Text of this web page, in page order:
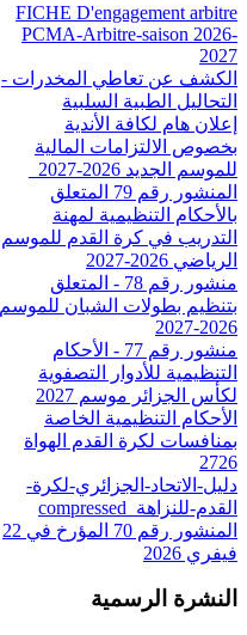
FICHE D'engagement arbitre
PCMA-Arbitre-saison 2026-
2027
الكشف عن تعاطي المخدرات -
التحاليل الطبية السلبية
إعلان هام لكافة الأندية
بخصوص الالتزامات المالية
للموسم الجديد 2026-2027_
المنشور رقم 79 المتعلق
بالأحكام التنظيمية لمهنة
التدريب في كرة القدم للموسم
الرياضي 2026-2027
منشور رقم 78 - المتعلق
بتنظيم بطولات الشبان للموسم
2026-2027
منشور رقم 77 - الأحكام
التنظيمية للأدوار التصفوية
لكأس الجزائر موسم 2027
الأحكام التنظيمية الخاصة
بمنافسات لكرة القدم الهواة
2726
دليل-الاتحاد-الجزائري-لكرة-
القدم-للنزاهة_compressed
المنشور رقم 70 المؤرخ في 22
فيفري 2026
النشرة الرسمية